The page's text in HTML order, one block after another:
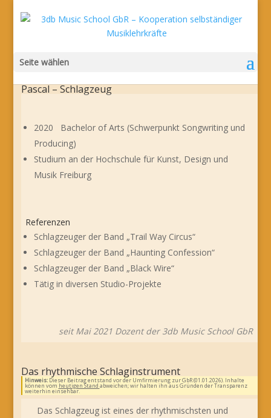
Seite wählen
Pascal – Schlagzeug
2020 Bachelor of Arts (Schwerpunkt Songwriting und
Producing)
Studium an der Hochschule für Kunst, Design und
Musik Freiburg
Referenzen
Schlagzeuger der Band „Trail Way Circus“
Schlagzeuger der Band „Haunting Confession“
Schlagzeuger der Band „Black Wire“
Tätig in diversen Studio-Projekte
seit Mai 2021 Dozent der 3db Music School GbR
Das rhythmische Schlaginstrument
Hinweis:Dieser Beitrag entstand vor der Umfirmierung zur GbR (01.01.2026). Inhalte
können vom heutigen Stand abweichen; wir halten ihn aus Gründen der Transparenz
weiterhin einsehbar.
Das Schlagzeug ist eines der rhythmischsten und